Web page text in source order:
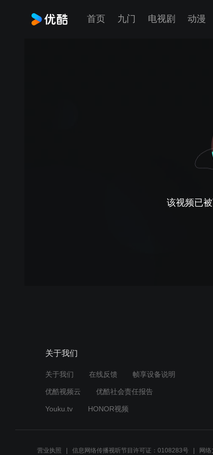
首页 九门 电视剧 动漫
该视频已
关于我们
关于我们 在线反馈 帧享设备说明
优酷视频云 优酷社会责任报告
Youku.tv HONOR视频
营业执照 信息网络传播视听节目许可证：0108283号 网